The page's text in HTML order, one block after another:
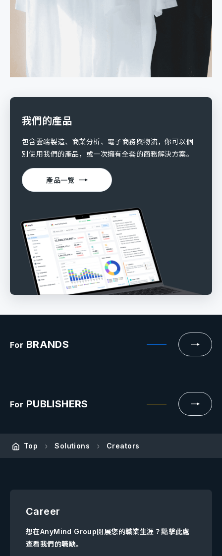
我們的產品
包含雲端製造、商業分析、電子商務與物流，你可以個
別使用我們的產品，或一次擁有全套的商務解決方案。
產品一覽
For BRANDS
For PUBLISHERS
Top Solutions Creators
Career
想在AnyMind Group開展您的職業生涯？點擊此處
查看我們的職缺。